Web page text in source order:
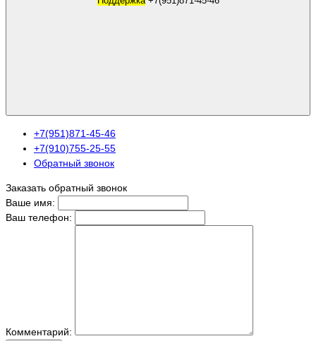
+7(951)871-45-46
+7(910)755-25-55
Обратный звонок
Заказать обратный звонок
Ваше имя:
Ваш телефон:
Комментарий: